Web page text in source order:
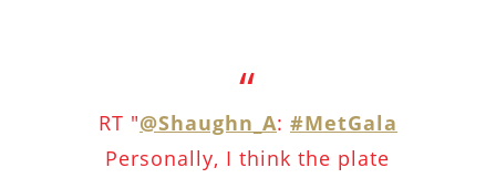
RT "@Shaughn_A: #MetGala
Personally, I think the plate